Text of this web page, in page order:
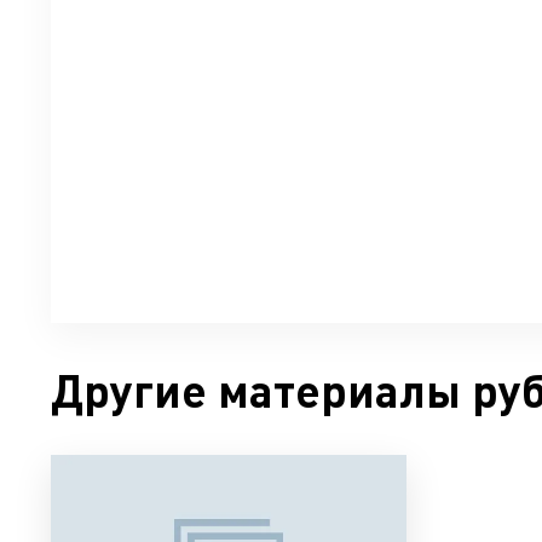
Другие материалы